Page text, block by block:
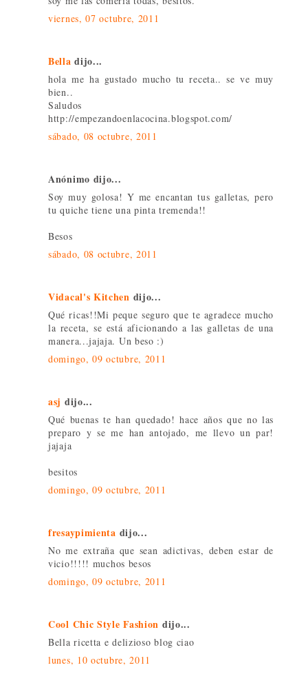
viernes, 07 octubre, 2011
Bella dijo...
hola me ha gustado mucho tu receta.. se ve muy
bien..
Saludos
http://empezandoenlacocina.blogspot.com/
sábado, 08 octubre, 2011
Anónimo dijo...
Soy muy golosa! Y me encantan tus galletas, pero
tu quiche tiene una pinta tremenda!!
Besos
sábado, 08 octubre, 2011
Vidacal's Kitchen dijo...
Qué ricas!!Mi peque seguro que te agradece mucho
la receta, se está aficionando a las galletas de una
manera...jajaja. Un beso :)
domingo, 09 octubre, 2011
asj dijo...
Qué buenas te han quedado! hace años que no las
preparo y se me han antojado, me llevo un par!
jajaja
besitos
domingo, 09 octubre, 2011
fresaypimienta dijo...
No me extraña que sean adictivas, deben estar de
vicio!!!!! muchos besos
domingo, 09 octubre, 2011
Cool Chic Style Fashion dijo...
Bella ricetta e delizioso blog ciao
lunes, 10 octubre, 2011